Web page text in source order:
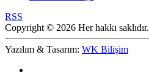
RSS
Copyright © 2026 Her hakkı saklıdır.
Yazılım & Tasarım: WK Bilişim